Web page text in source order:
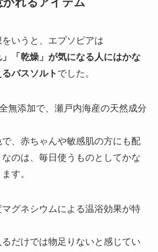
れるアイテム
いうと、エプソピアは
」「乾燥」が気になる人にはかな
バスソルト でした。
無添加で、瀬戸内海産の天然成分
、赤ちゃんや敏感肌の方にも配
のは、毎日使うものとしてかな
す。
グネシウムによる温浴効果が特
だけでは物足りないと感じてい